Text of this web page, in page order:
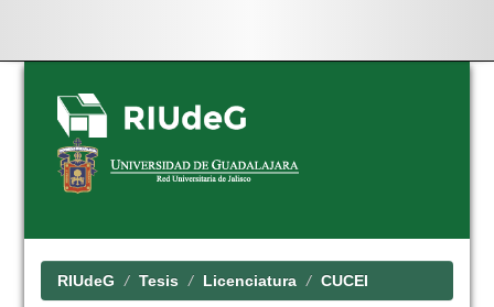
Skip
navigation
RIUdeG Tesis Licenciatura CUCEI